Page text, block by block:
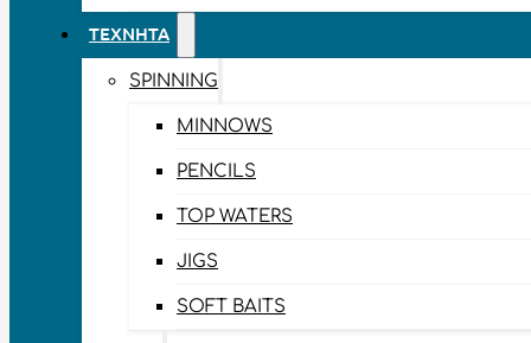
ΤΕΧΝΗΤΆ
SPINNING
MINNOWS
PENCILS
TOP WATERS
JIGS
SOFT BAITS